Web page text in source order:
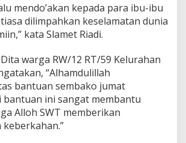
mendo’akan kepada para ibu-ibu
dilimpahkan keselamatan dunia
kata Slamet Riadi.
warga RW/12 RT/59 Kelurahan
“Alhamdulillah
bantuan sembako jumat
bantuan ini sangat membantu
Alloh SWT memberikan